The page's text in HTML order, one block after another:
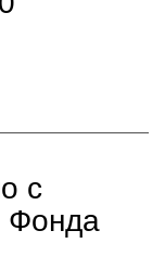
с
Фонда